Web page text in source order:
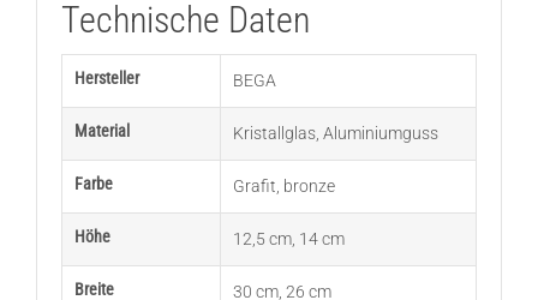
Technische Daten
Hersteller BEGA
Material Kristallglas, Aluminiumguss
Farbe Grafit bronze
Höhe 12,5 cm, 14 cm
Breite 30 cm, 26 cm